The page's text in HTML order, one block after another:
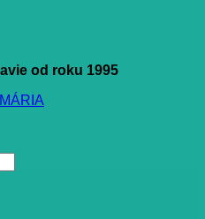
od roku 1995